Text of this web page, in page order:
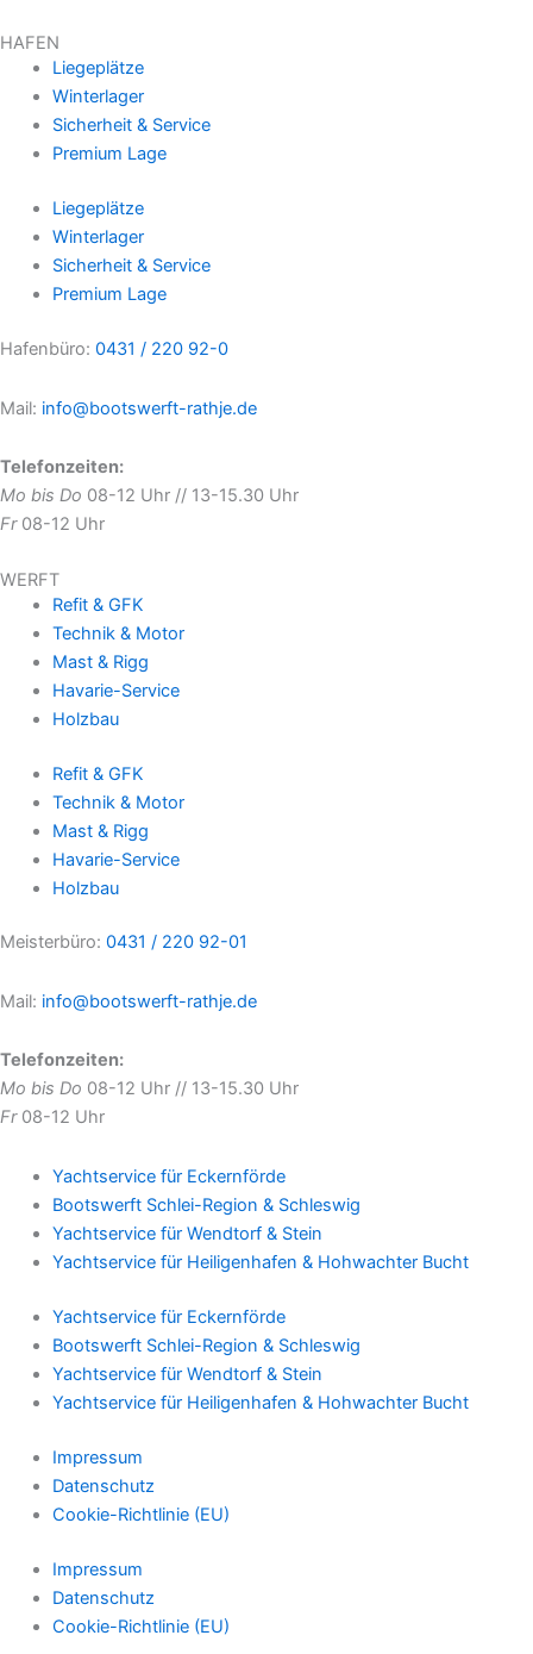
HAFEN
Liegeplätze
Winterlager
Sicherheit & Service
Premium Lage
Liegeplätze
Winterlager
Sicherheit & Service
Premium Lage
Hafenbüro: 0431 / 220 92-0
Mail: info@bootswerft-rathje.de
Telefonzeiten:
Mo bis Do 08-12 Uhr // 13-15.30 Uhr
Fr 08-12 Uhr
WERFT
Refit & GFK
Technik & Motor
Mast & Rigg
Havarie-Service
Holzbau
Refit & GFK
Technik & Motor
Mast & Rigg
Havarie-Service
Holzbau
Meisterbüro: 0431 / 220 92-01
Mail: info@bootswerft-rathje.de
Telefonzeiten:
Mo bis Do 08-12 Uhr // 13-15.30 Uhr
Fr 08-12 Uhr
Yachtservice für Eckernförde
Bootswerft Schlei-Region & Schleswig
Yachtservice für Wendtorf & Stein
Yachtservice für Heiligenhafen & Hohwachter Bucht
Yachtservice für Eckernförde
Bootswerft Schlei-Region & Schleswig
Yachtservice für Wendtorf & Stein
Yachtservice für Heiligenhafen & Hohwachter Bucht
Impressum
Datenschutz
Cookie-Richtlinie (EU)
Impressum
Datenschutz
Cookie-Richtlinie (EU)